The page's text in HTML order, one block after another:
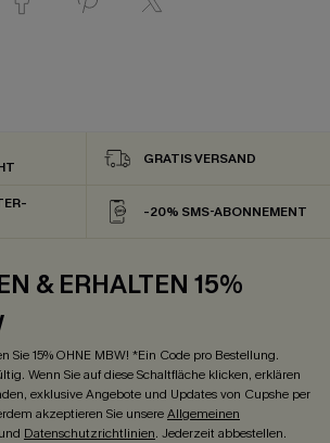
GRATIS VERSAND
-20% SMS-ABONNEMENT
& ERHALTEN 15%
Sie 15% OHNE MBW! *Ein Code pro Bestellung.
Wenn Sie auf diese Schaltfläche klicken, erklären
exklusive Angebote und Updates von Cupshe per
akzeptieren Sie unsereAllgemeinen
und Datenschutzrichtlinien. Jederzeit abbestellen.